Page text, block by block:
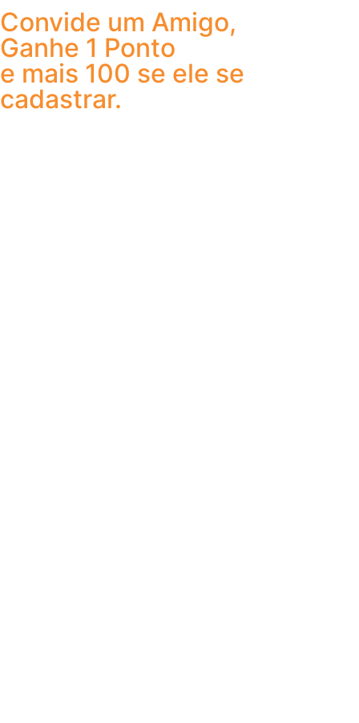
Convide um Amigo,
Ganhe 1 Ponto
e mais 100 se ele se
cadastrar.